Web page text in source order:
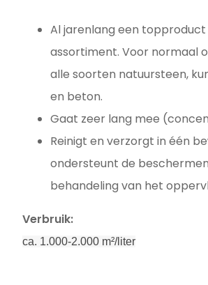
Al jarenlang een topproduct
assortiment. Voor normaal
alle soorten natuursteen,
en beton.
Gaat zeer lang mee
Reinigt en verzorgt in één
ondersteunt de
behandeling van het
Verbruik:
ca. 1.000-2.000 m²/liter